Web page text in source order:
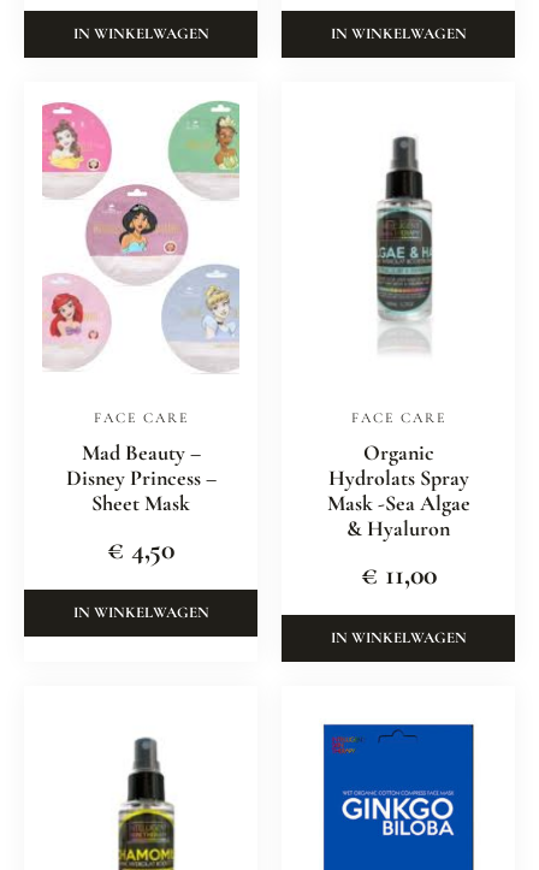
IN WINKELWAGEN IN WINKELWAGEN
FACE CARE
Mad Beauty –
Disney Princess –
Sheet Mask
€ 4,50
IN WINKELWAGEN
FACE CARE
Organic
Hydrolats Spray
Mask -Sea Algae
& Hyaluron
€ 11,00
IN WINKELWAGEN